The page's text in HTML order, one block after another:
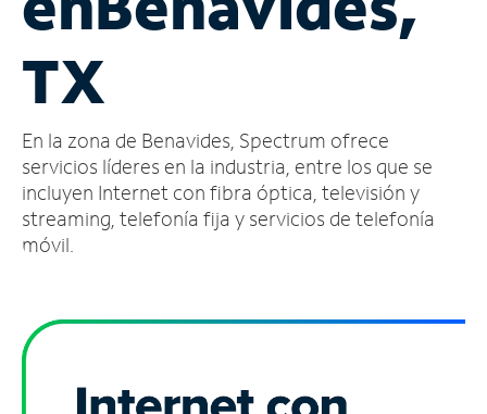
cuenta
Encuentra
tienda
TX
En la zona de Benavides, Spectrum ofrece
servicios líderes en la industria, entre los que se
incluyen Internet con fibra óptica, televisión y
streaming, telefonía fija y servicios de telefonía
móvil.